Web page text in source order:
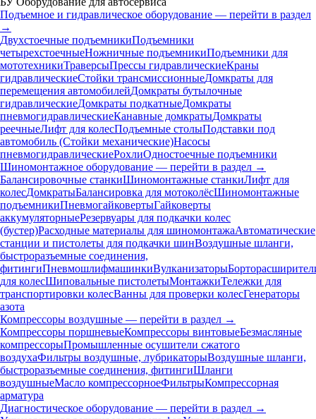
Подъемное и гидравлическое оборудование — перейти в раздел
→
Двухстоечные подъемникиПодъемники
четырехстоечныеНожничные подъемникиПодъемники для
мототехникиТраверсыПрессы гидравлическиеКраны
гидравлическиеСтойки трансмиссионныеДомкраты для
перемещения автомобилейДомкраты бутылочные
гидравлическиеДомкраты подкатныеДомкраты
пневмогидравлическиеКанавные домкратыДомкраты
реечныеЛифт для колесПодъемные столыПодставки под
автомобиль (Стойки механические)Насосы
пневмогидравлическиеРохлиОдностоечные подъемники
Шиномонтажное оборудование — перейти в раздел →
Балансировочные станкиШиномонтажные станкиЛифт для
колесДомкратыБалансировка для мотоколёсШиномонтажные
подъемникиПневмогайковертыГайковерты
аккумуляторныеРезервуары для подкачки колес
(бустер)Расходные материалы для шиномонтажаАвтоматические
станции и пистолеты для подкачки шинВоздушные шланги,
быстроразъемные соединения,
фитингиПневмошлифмашинкиВулканизаторы
для колесШиповальные пистолетыМонтажкиТележки для
транспортировки колесВанны для проверки колесГенераторы
азота
Компрессоры воздушные — перейти в раздел →
Компрессоры поршневыеКомпрессоры винтовыеБезмасляные
компрессорыПромышленные осушители сжатого
воздухаФильтры воздушные, лубрикаторыВоздушные шланги,
быстроразъемные соединения, фитингиШланги
воздушныеМасло компрессорноеФильтрыКомпрессорная
арматура
Диагностическое оборудование — перейти в раздел →